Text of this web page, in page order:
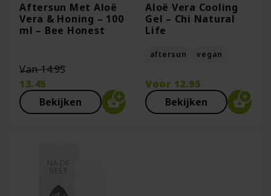
Aftersun Met Aloë
Vera & Honing – 100
ml – Bee Honest
Van14.95Oorspronkelijke
was:
€14.95.
13.45
Huidige
prijsBekijken
Aloë Vera Cooling
Gel – Chi Natural
Life
aftersun vegan
Voor 12.95
Bekijken